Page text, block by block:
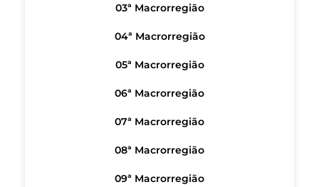
03ª Macrorregião
04ª Macrorregião
05ª Macrorregião
06ª Macrorregião
07ª Macrorregião
08ª Macrorregião
09ª Macrorregião